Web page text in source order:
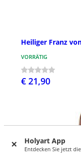
Holyart App
Entdecken Sie jetzt
Heiliger Franz
VORRÄTIG
€ 21,90